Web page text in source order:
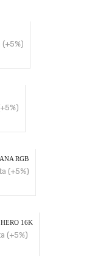
RGB
(+5%)
16K
(+5%)